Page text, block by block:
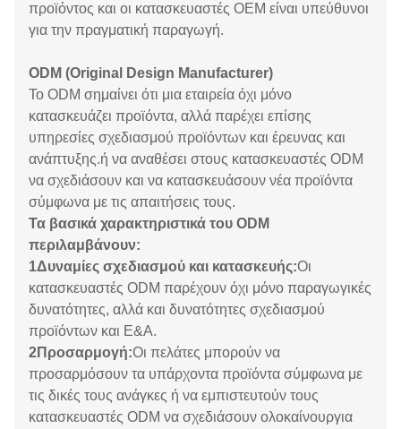
προϊόντος και οι κατασκευαστές OEM είναι υπεύθυνοι
για την πραγματική παραγωγή.
ODM (Original Design Manufacturer)
Το ODM σημαίνει ότι μια εταιρεία όχι μόνο
κατασκευάζει προϊόντα, αλλά παρέχει επίσης
υπηρεσίες σχεδιασμού προϊόντων και έρευνας και
ανάπτυξης.ή να αναθέσει στους κατασκευαστές ODM
να σχεδιάσουν και να κατασκευάσουν νέα προϊόντα
σύμφωνα με τις απαιτήσεις τους.
Τα βασικά χαρακτηριστικά του ODM
περιλαμβάνουν:
1Δυναμίες σχεδιασμού και κατασκευής:Οι
κατασκευαστές ODM παρέχουν όχι μόνο παραγωγικές
δυνατότητες, αλλά και δυνατότητες σχεδιασμού
προϊόντων και Ε&Α.
2Προσαρμογή:Οι πελάτες μπορούν να
προσαρμόσουν τα υπάρχοντα προϊόντα σύμφωνα με
τις δικές τους ανάγκες ή να εμπιστευτούν τους
κατασκευαστές ODM να σχεδιάσουν ολοκαίνουργια